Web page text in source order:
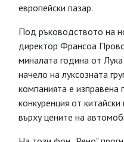
европейски пазар.
Под ръководството на
директор Франсоа
миналата година от
начело на луксозната
компанията е изправена
конкуренция от
върху цените на